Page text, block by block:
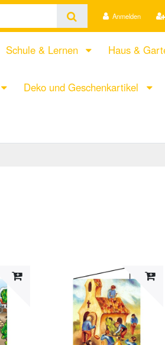
Anmelden
Schule & Lernen Haus &
Deko und Geschenkartikel